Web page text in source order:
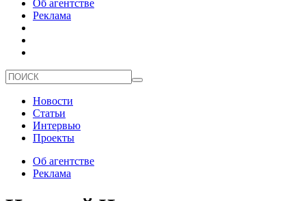
Об агентстве
Реклама
Новости
Статьи
Интервью
Проекты
Об агентстве
Реклама